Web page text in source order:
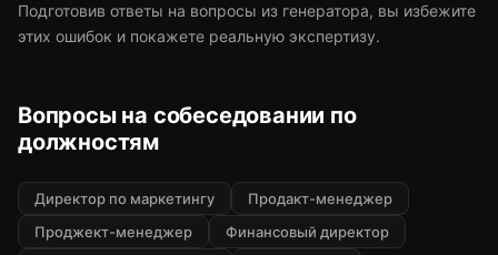
Подготовив ответы на вопросы из генератора, вы избежите
этих ошибок и покажете реальную экспертизу.
Вопросы на собеседовании по
должностям
Директор по маркетингу
Продакт-менеджер
Проджект-менеджер
Финансовый директор